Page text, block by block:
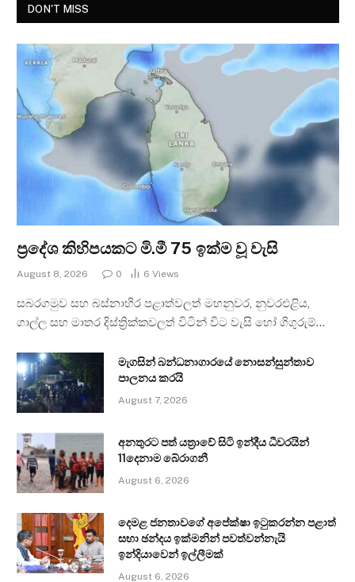
DON'T MISS
ප්‍රදේශ කිහිපයකට මි.මී 75 ඉක්ම වූ වැසි
August 8, 2026 0 6 Views
සබරගමුව සහ බස්නාහිර පළාත්වලත් මහනුවර, නුවරඑළිය,
ගාල්ල සහ මාතර දිස්ත්‍රික්කවලත් විටින් විට වැසි හෝ ගිගුරුම්…
මැගසින් බන්ධනාගාරයේ නොසන්සුන්තාව
පාලනය කරයි
August 7, 2026
අනතුරට පත් යත්‍රාවේ සිටි ඉන්දීය ධීවරයින්
11දෙනාම බේරාගනී
August 6, 2026
දෙමළ ජනතාවගේ අපේක්ෂා ඉටුකරන්න පළාත්
සභා ඡන්දය ඉක්මනින් පවත්වන්නැයි
ඉන්දියාවෙන් ඉල්ලීමක්
August 6, 2026